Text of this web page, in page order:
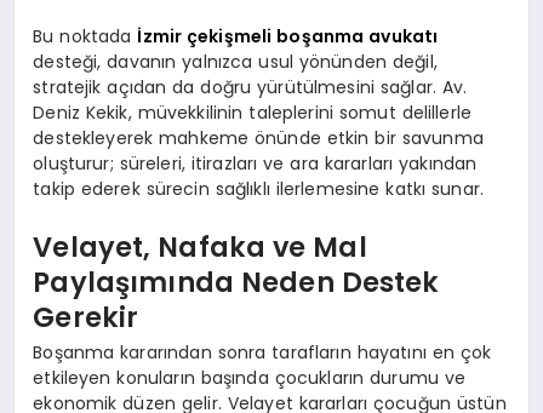
Bu noktada İzmir çekişmeli boşanma avukatı
desteği, davanın yalnızca usul yönünden değil,
stratejik açıdan da doğru yürütülmesini sağlar. Av.
Deniz Kekik, müvekkilinin taleplerini somut delillerle
destekleyerek mahkeme önünde etkin bir savunma
oluşturur; süreleri, itirazları ve ara kararları yakından
takip ederek sürecin sağlıklı ilerlemesine katkı sunar.
Velayet, Nafaka ve Mal
Paylaşımında Neden Destek
Gerekir
Boşanma kararından sonra tarafların hayatını en çok
etkileyen konuların başında çocukların durumu ve
ekonomik düzen gelir. Velayet kararları çocuğun üstün